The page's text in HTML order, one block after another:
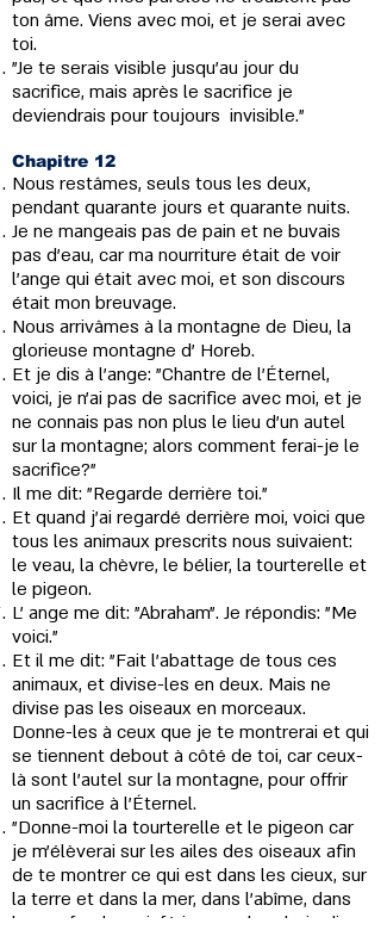
ton âme. Viens avec moi, et je serai avec
toi.
"Je te serais visible jusqu’au jour du
sacrifice, mais après le sacrifice je
deviendrais pour toujours invisible."
Chapitre 12
Nous restâmes, seuls tous les deux,
pendant quarante jours et quarante nuits.
Je ne mangeais pas de pain et ne buvais
pas d'eau, car ma nourriture était de voir
l'ange qui était avec moi, et son discours
était mon breuvage.
Nous arrivâmes à la montagne de Dieu, la
glorieuse montagne d’ Horeb.
Et je dis à l'ange: "Chantre de l'Éternel,
voici, je n'ai pas de sacrifice avec moi, et je
ne connais pas non plus le lieu d’un autel
sur la montagne; alors comment ferai-je le
sacrifice?"
Il me dit: "Regarde derrière toi."
Et quand j’ai regardé derrière moi, voici que
tous les animaux prescrits nous suivaient:
le veau, la chèvre, le bélier, la tourterelle et
le pigeon.
L' ange me dit: "Abraham". Je répondis: "Me
voici."
Et il me dit: "Fait l’abattage de tous ces
animaux, et divise-les en deux. Mais ne
divise pas les oiseaux en morceaux.
Donne-les à ceux que je te montrerai et qui
se tiennent debout à côté de toi, car ceux-
là sont l’autel sur la montagne, pour offrir
un sacrifice à l'Éternel.
"Donne-moi la tourterelle et le pigeon car
je m'élèverai sur les ailes des oiseaux afin
de te montrer ce qui est dans les cieux, sur
la terre et dans la mer, dans l'abîme, dans
les profondeurs inférieures, dans le jardin